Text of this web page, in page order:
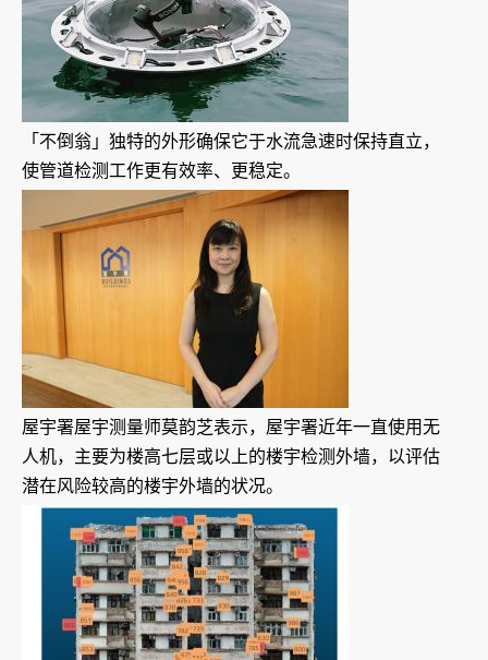
「不倒翁」独特的外形确保它于水流急速时保持直立，
使管道检测工作更有效率、更稳定。
屋宇署屋宇测量师莫韵芝表示，屋宇署近年一直使用无
人机，主要为楼高七层或以上的楼宇检测外墙，以评估
潜在风险较高的楼宇外墙的状况。